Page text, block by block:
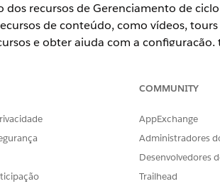
recursos de Gerenciamento de
de conteúdo, como vídeos,
e obter ajuda com a
Cloud e Manufacturing Cloud,
COMMUNITY
AppExchange
Administradores
Desenvolvedores
Trailhead